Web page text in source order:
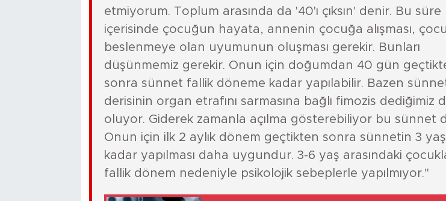
etmiyorum. Toplum arasında da '40'ı çıksın' denir. Bu süre
içerisinde çocuğun hayata, annenin çocuğa alışması,
beslenmeye olan uyumunun oluşması gerekir. Bunları
düşünmemiz gerekir. Onun için doğumdan 40 gün
sonra sünnet fallik döneme kadar yapılabilir. Bazen
derisinin organ etrafını sarmasına bağlı fimozis dediğimiz
oluyor. Giderek zamanla açılma gösterebiliyor bu sünnet
Onun için ilk 2 aylık dönem geçtikten sonra sünnetin 3
kadar yapılması daha uygundur. 3-6 yaş arasındaki
fallik dönem nedeniyle psikolojik sebeplerle yapılmıyor."